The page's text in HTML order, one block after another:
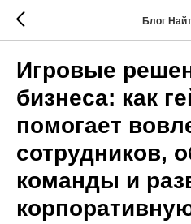
Блог
Игровые
бизнеса: как
помогает
сотрудников,
команды и